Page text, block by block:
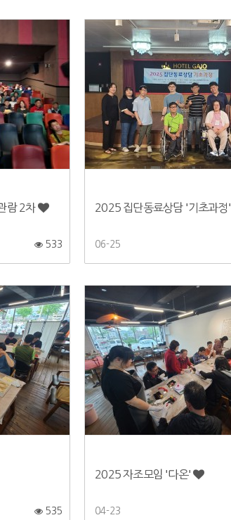
람 2차
533
2025 집단동료상담 '기초과정'
06-25
535
2025 자조모임 '다온'
04-23